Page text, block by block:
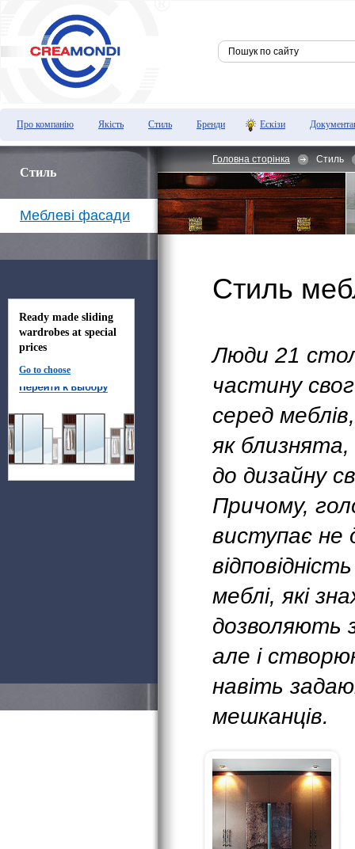
Про компанію Якість Стиль Бренди Ескізи
Стиль
Меблеві фасади
Ready made sliding
wardrobes at special
prices
Go to choose
Головна сторінка Стиль
Стиль
Люди 21
частину
серед
як близнята,
до дизайну
Причому,
виступає не
меблі, які
дозволяють
але і
навіть
мешканців.